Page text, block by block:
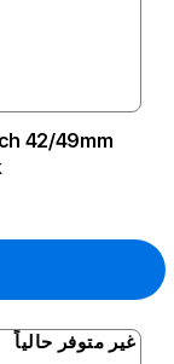
42/49mm
غير متوفر حالياً